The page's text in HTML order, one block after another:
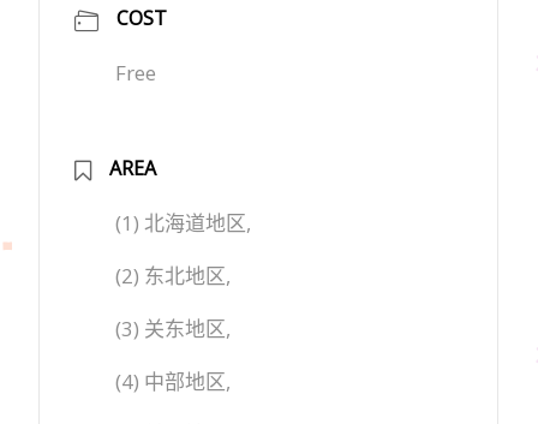
COST
Free
AREA
(1) 北海道地区,
(2) 东北地区,
(3) 关东地区,
(4) 中部地区,